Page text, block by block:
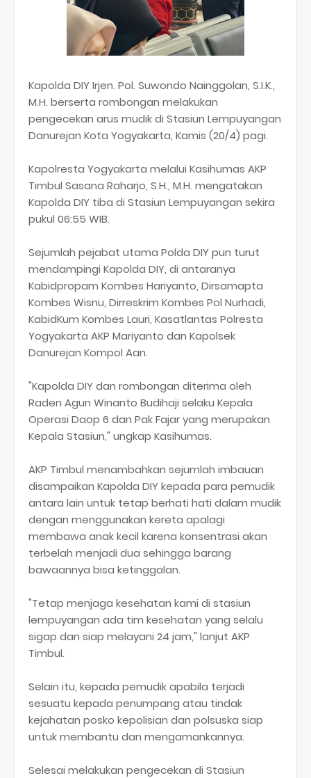
Kapolda DIY Irjen. Pol. Suwondo Nainggolan, S.I.K.,
M.H. berserta rombongan melakukan
pengecekan arus mudik di Stasiun Lempuyangan
Danurejan Kota Yogyakarta, Kamis (20/4) pagi.
Kapolresta Yogyakarta melalui Kasihumas AKP
Timbul Sasana Raharjo, S.H., M.H. mengatakan
Kapolda DIY tiba di Stasiun Lempuyangan sekira
pukul 06:55 WIB.
Sejumlah pejabat utama Polda DIY pun turut
mendampingi Kapolda DIY, di antaranya
Kabidpropam Kombes Hariyanto, Dirsamapta
Kombes Wisnu, Dirreskrim Kombes Pol Nurhadi,
KabidKum Kombes Lauri, Kasatlantas Polresta
Yogyakarta AKP Mariyanto dan Kapolsek
Danurejan Kompol Aan.
"Kapolda DIY dan rombongan diterima oleh
Raden Agun Winanto Budihaji selaku Kepala
Operasi Daop 6 dan Pak Fajar yang merupakan
Kepala Stasiun," ungkap Kasihumas.
AKP Timbul menambahkan sejumlah imbauan
disampaikan Kapolda DIY kepada para pemudik
antara lain untuk tetap berhati hati dalam mudik
dengan menggunakan kereta apalagi
membawa anak kecil karena konsentrasi akan
terbelah menjadi dua sehingga barang
bawaannya bisa ketinggalan.
"Tetap menjaga kesehatan kami di stasiun
lempuyangan ada tim kesehatan yang selalu
sigap dan siap melayani 24 jam," lanjut AKP
Timbul.
Selain itu, kepada pemudik apabila terjadi
sesuatu kepada penumpang atau tindak
kejahatan posko kepolisian dan polsuska siap
untuk membantu dan mengamankannya.
Selesai melakukan pengecekan di Stasiun